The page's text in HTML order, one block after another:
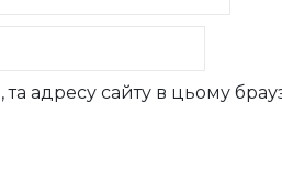
та адресу сайту в цьому